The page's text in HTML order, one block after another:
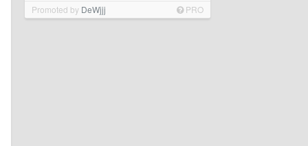
Promoted by DeWjjj PRO